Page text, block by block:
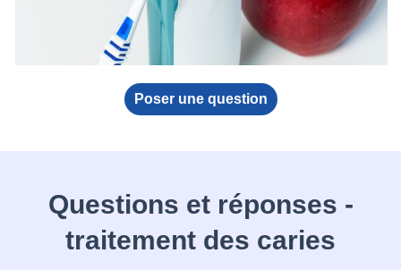
Poser une question
Questions et réponses -
traitement des caries